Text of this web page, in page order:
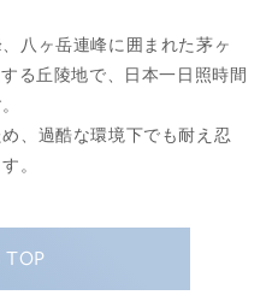
八ヶ岳連峰に囲まれた茅ヶ
る丘陵地で、日本一日照時間
、過酷な環境下でも耐え忍
。
TOP